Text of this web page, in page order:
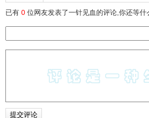
7.默认情况下 Taskade 会在每次打开时
材，点选后会快速套用到当前页面。
已有0 位网友发表了一针见血的评论,你还等什